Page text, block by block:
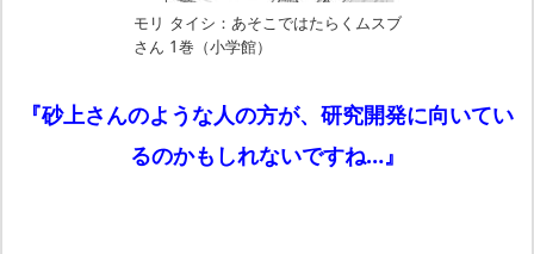
モリ タイシ：あそこではたらくムスブ
さん 1巻（小学館）
『砂上さんのような人の方が、 研究開発に向いてい
るのかもしれないですね…』